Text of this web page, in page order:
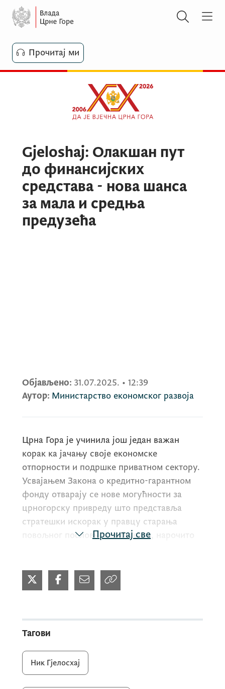
Прочитај ми
Gjeloshaj: Олакшан пут
до финансијских
средстава - нова шанса
за мала и средња
предузећа
Објављено: 31.07.2025. • 12:39
Аутор: Министарство економског развоја
Црна Гора је учинила још један важан
корак ка јачању своје економске
отпорности и подршке приватном сектору.
Усвајањем Закона о кредитно-гарантном
фонду отварају се нове могућности за
црногорску привреду што представља
стратешки искорак у правцу старања
повољног пословног амбијента, нарочито
развоја црногорске економије.
црногорску привреду?
- Већу доступност финансијских средстава
за покретање и унапређење бизниса;
Прочитај све
Тагови
Ник Гјелосхај